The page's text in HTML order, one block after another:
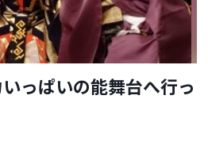
いっぱいの能舞台へ行っ